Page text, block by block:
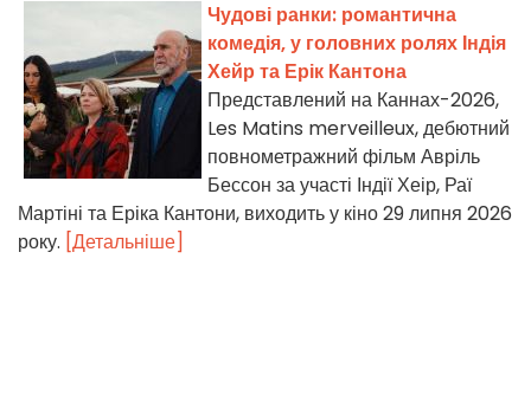
Чудові ранки: романтична
комедія, у головних ролях Індія
Хейр та Ерік Кантона
Представлений на Каннах-2026,
Les Matins merveilleux, дебютний
повнометражний фільм Авріль
Бессон за участі Індії Хеір, Раї
Мартіні та Еріка Кантони, виходить у кіно 29 липня 2026
року. [Детальніше]